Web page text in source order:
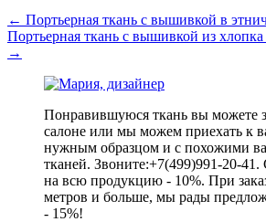
← Портьерная ткань с вышивкой в
Портьерная ткань с вышивкой из хлопка
→
Понравившуюся ткань вы можете
салоне или мы можем приехать к
нужным образцом и с похожими
тканей. Звоните:+7(499)991-20-41.
на всю продукцию - 10%. При
метров и больше, мы рады
- 15%!